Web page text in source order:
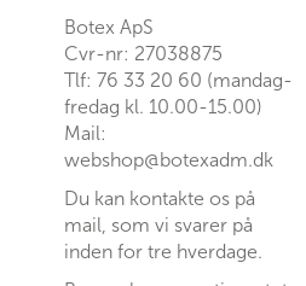
Botex ApS
Cvr-nr: 27038875
Tlf: 76 33 20 60 (mandag-
fredag kl. 10.00-15.00)
Mail:
webshop@botexadm.dk
Du kan kontakte os på
mail, som vi svarer på
inden for tre hverdage.